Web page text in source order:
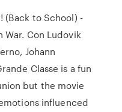
(Back to School) -
War. Con Ludovik
Johann
Classe is a fun
but the movie
influenced